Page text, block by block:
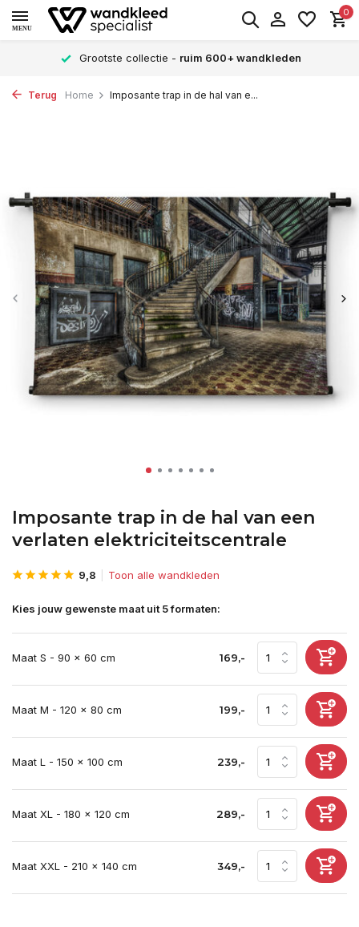
MENU
0
Verschillende formaten -altijd een
Terug Home Imposante trap in de hal van e...
Imposante trap in de hal van een
verlaten elektriciteitscentrale
9,8 Toon alle wandkleden
Kies jouw gewenste maat uit 5 formaten:
Maat S - 90 x 60 cm 169,-
Maat M - 120 x 80 cm 199,-
Maat L - 150 x 100 cm 239,-
Maat XL - 180 x 120 cm 289,-
Maat XXL - 210 x 140 cm 349,-